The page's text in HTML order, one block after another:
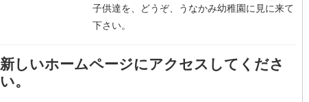
子供達を、どうぞ、うなかみ幼稚園に見に来て
下さい。
新しいホームページにアクセスしてくださ
い。